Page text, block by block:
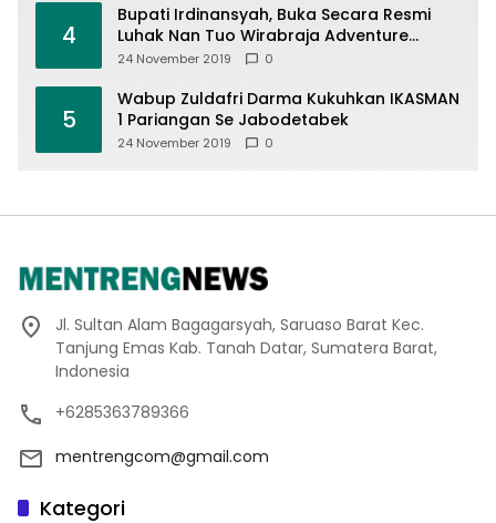
4
Bupati Irdinansyah, Buka Secara Resmi
Luhak Nan Tuo Wirabraja Adventure
Offroad 2019
24 November 2019 0
5
Wabup Zuldafri Darma Kukuhkan IKASMAN
1 Pariangan Se Jabodetabek
24 November 2019 0
Jl. Sultan Alam Bagagarsyah, Saruaso Barat Kec.
Tanjung Emas Kab. Tanah Datar, Sumatera Barat,
Indonesia
+6285363789366
mentrengcom@gmail.com
Kategori